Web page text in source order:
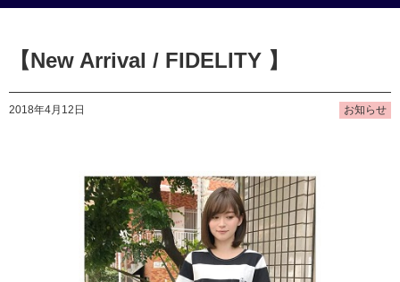
【New Arrival / FIDELITY 】
2018年4月12日 お知らせ